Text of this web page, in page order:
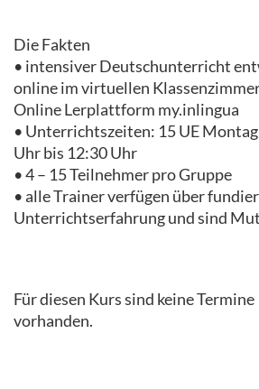
Die Fakten
• intensiver Deutschunterricht
online im virtuellen
Online Lerplattform my.inlingua
• Unterrichtszeiten: 15 UE
Uhr bis 12:30 Uhr
• 4 – 15 Teilnehmer pro Gruppe
• alle Trainer verfügen über
Unterrichtserfahrung und sind
Für diesen Kurs sind keine Termine
vorhanden.